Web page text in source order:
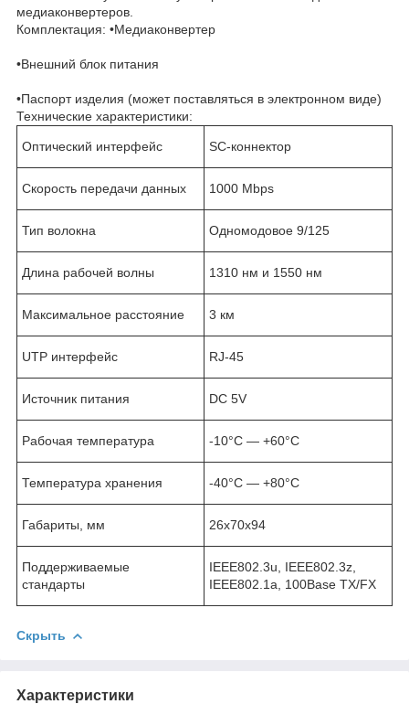
медиаконвертеров.
Комплектация: •Медиаконвертер
•Внешний блок питания
•Паспорт изделия (может поставляться в электронном виде)
Технические характеристики:
Оптический интерфейс SC-коннектор
Скорость передачи данных 1000 Mbps
Тип волокна Одномодовое 9/125
Длина рабочей волны 1310 нм и 1550 нм
Максимальное расстояние 3 км
UTP интерфейс RJ-45
Источник питания DC 5V
Рабочая температура -10°C — +60°C
Температура хранения -40°C — +80°C
Габариты, мм 26x70x94
Поддерживаемые
стандарты
IEEE802.3u, IEEE802.3z,
IEEE802.1a, 100Base TX/FX
Скрыть
Характеристики